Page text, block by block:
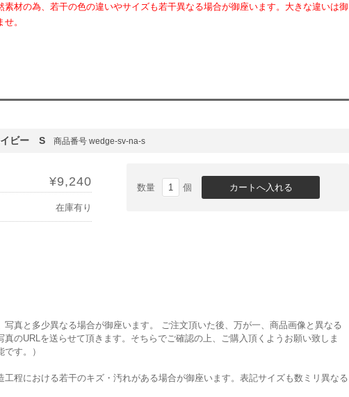
材の為、若干の色の違いやサイズも若干異なる場合が御座います。大きな違いは御
。
ビー S 商品番号 wedge-sv-na-s
¥9,240
在庫有り
数量 個
真と多少異なる場合が御座います。 ご注文頂いた後、万が一、商品画像と異なる
のURLを送らせて頂きます。そちらでご確認の上、ご購入頂くようお願い致しま
す。）
程における若干のキズ・汚れがある場合が御座います。表記サイズも数ミリ異なる